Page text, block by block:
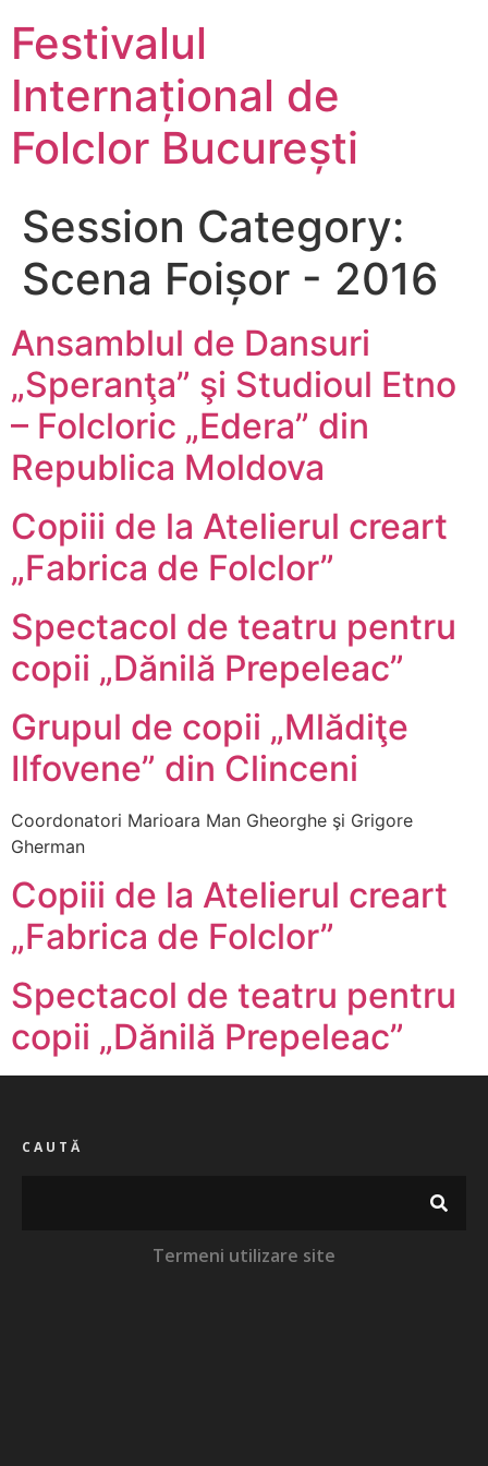
Festivalul
Internațional de
Folclor București
Session Category:
Scena Foișor - 2016
Ansamblul de Dansuri
„Speranţa” şi Studioul Etno
– Folcloric „Edera” din
Republica Moldova
Copiii de la Atelierul creart
„Fabrica de Folclor”
Spectacol de teatru pentru
copii „Dănilă Prepeleac”
Grupul de copii „Mlădiţe
Ilfovene” din Clinceni
Coordonatori Marioara Man Gheorghe şi Grigore
Gherman
Copiii de la Atelierul creart
„Fabrica de Folclor”
Spectacol de teatru pentru
copii „Dănilă Prepeleac”
CAUTĂ
Termeni utilizare site